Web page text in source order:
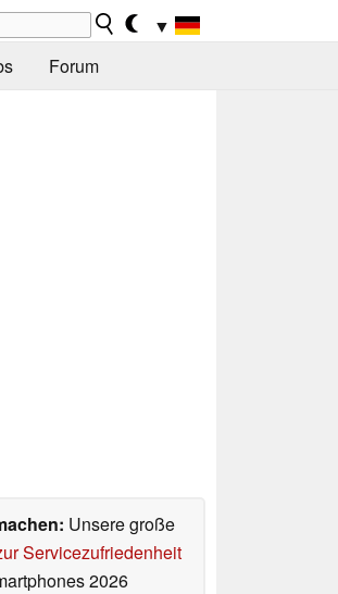
▼
Forum
Unsere große
Servicezufriedenheit
2026